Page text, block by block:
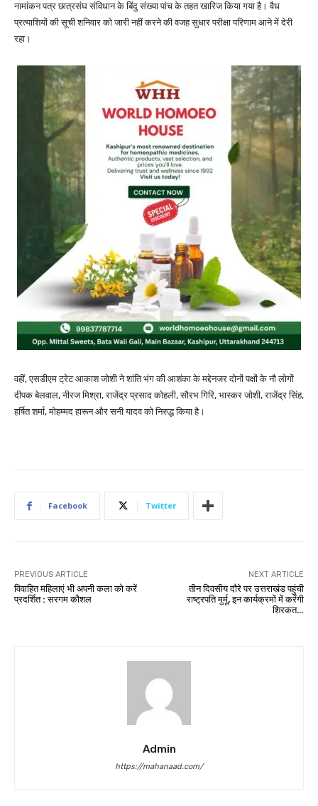
नामांकन पत्र छात्रसंघ संविधान के बिंदु संख्या पांच के तहत खारिज किया गया है। वैध
प्रत्याशियों की सूची शनिवार को जारी नहीं करने की वजह सुधार परीक्षा परिणाम आने में देरी
रहा।
वहीं, एसडीएम ट्रेट आकाश जोशी ने शांति भंग की आशंका के मद्देनजर दोनों पक्षों के नौ लोगों
दीपक बेलवाल, नीरज मिश्रा, राजेंद्र प्रसाद कोहली, सौरभ गिरि, भास्कर जोशी, राजेंद्र सिंह,
हर्षित शर्मा, मोहम्मद हारून और सनी यादव को निरुद्ध किया है।
Facebook Twitter
PREVIOUS ARTICLE
विवाहित महिलाएं भी अपनी कला को करें
प्रदर्शित : सरगम कौशल
NEXT ARTICLE
तीन दिवसीय दौरे पर उत्तराखंड पहुंची
राष्ट्रपति मुर्मू, इन कार्यक्रमों में करेंगी
शिरकत…
Admin
https://mahanaad.com/